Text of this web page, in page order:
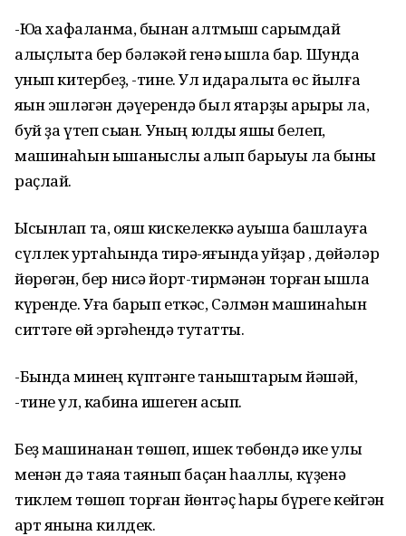
-Юҡҡа хафаланма, бынан алтмыш саҡрымдай
алыҫлыҡта бер бәләкәй генә ҡышлаҡ бар. Шунда
ҡунып китербеҙ, -тине. Ул идаралыҡта өс йылға
яҡын эшләгән дәүерендә был яҡтарҙы арҡыры ла,
буй ҙа үтеп сыҡҡан. Уның юлды яҡшы белеп,
машинаһын ышаныслы алып барыуы ла быны
раҫлай.
Ысынлап та, ҡояш кискелеккә ауыша башлауға
сүллек уртаһында тирә-яғында ҡуйҙар , дөйәләр
йөрөгән, бер нисә йорт-тирмәнән торған ҡышлаҡ
күренде. Уға барып еткәс, Сәлмән машинаһын
ситтәге өй эргәһендә туҡтатты.
-Бында минең күптәнге таныштарым йәшәй,
-тине ул, кабина ишеген асып.
Беҙ машинанан төшөп, ишек төбөндә ике ҡулы
менән дә таяҡҡа таянып баҫҡан һаҡаллы, күҙенә
тиклем төшөп торған йөнтәҫ һарыҡ бүреге кейгән
ҡарт янына килдек.